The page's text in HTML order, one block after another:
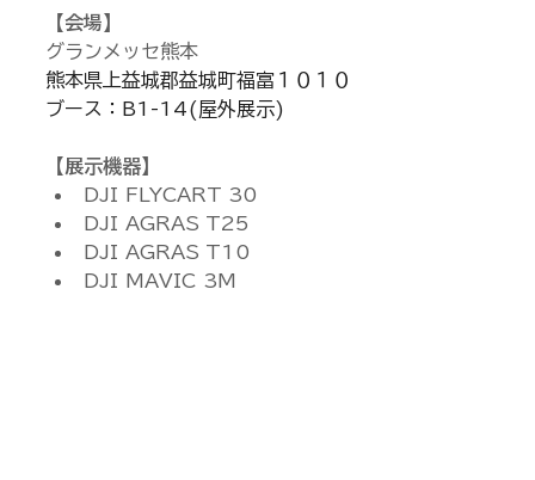
【会場】
グランメッセ熊本
熊本県上益城郡益城町福富１０１０
ブース：B1-14(屋外展示)
【展示機器】
DJI FLYCART 30
DJI AGRAS T25
DJI AGRAS T10
DJI MAVIC 3M